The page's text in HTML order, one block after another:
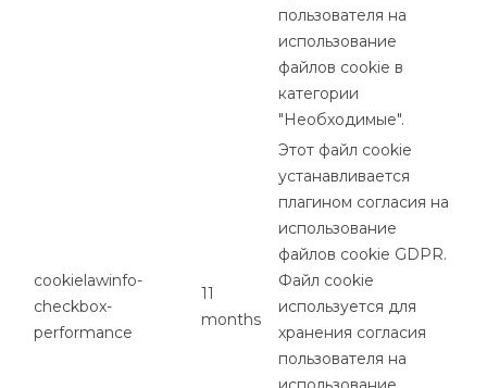
пользователя на
использование
файлов cookie в
категории
"Необходимые".
cookielawinfo-
checkbox-
performance
11
months
Этот файл cookie
устанавливается
плагином согласия на
использование
файлов cookie GDPR.
Файл cookie
используется для
хранения согласия
пользователя на